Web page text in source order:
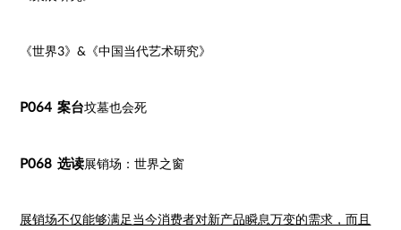
《世界3》&《中国当代艺术研究》
P064 案台坟墓也会死
P068 选读展销场：世界之窗
展销场不仅能够满足当今消费者对新产品瞬息万变的需求，而且